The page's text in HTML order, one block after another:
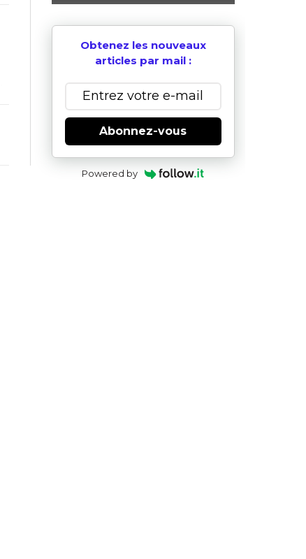
Obtenez les nouveaux
articles par mail :
Abonnez-vous
Powered by